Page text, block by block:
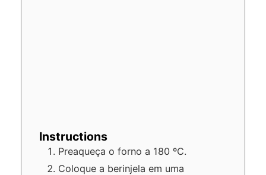
Instructions
Preaqueça o forno a 180 ºC.
Coloque a berinjela em uma